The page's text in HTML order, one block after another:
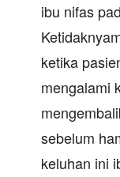
ibu nifas
ketika
mengalami
sebelum
keluhan ini